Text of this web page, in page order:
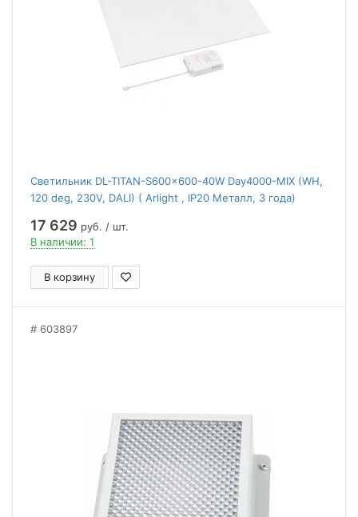
Светильник DL-TITAN-S600x600-40W Day4000-MIX (WH,
120 deg, 230V, DALI) ( Arlight , IP20 Металл, 3 года)
17 629 руб. / шт.
В наличии: 1
В корзину
603897